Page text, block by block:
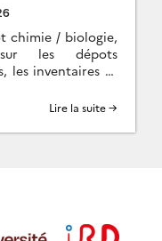
chimie / biologie,
les dépots
les inventaires et
les TP […]Lire la suite →